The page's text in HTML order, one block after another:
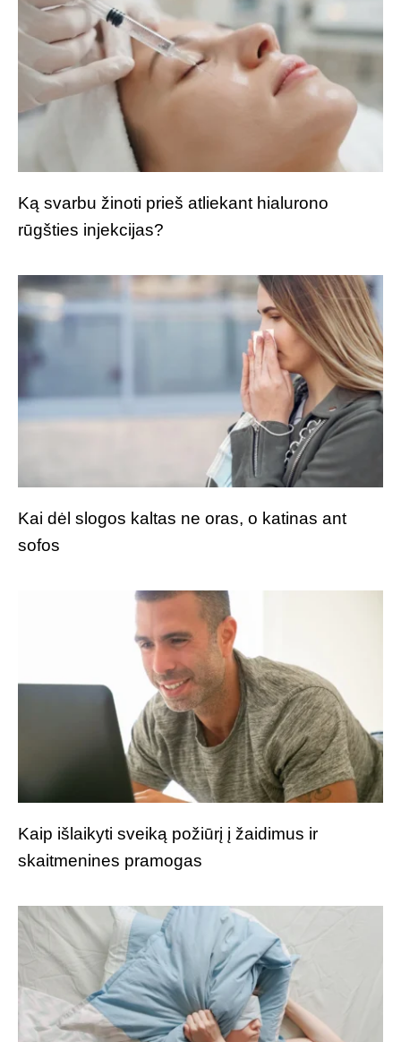
Ką svarbu žinoti prieš atliekant hialurono
rūgšties injekcijas?
Kai dėl slogos kaltas ne oras, o katinas ant
sofos
Kaip išlaikyti sveiką požiūrį į žaidimus ir
skaitmenines pramogas